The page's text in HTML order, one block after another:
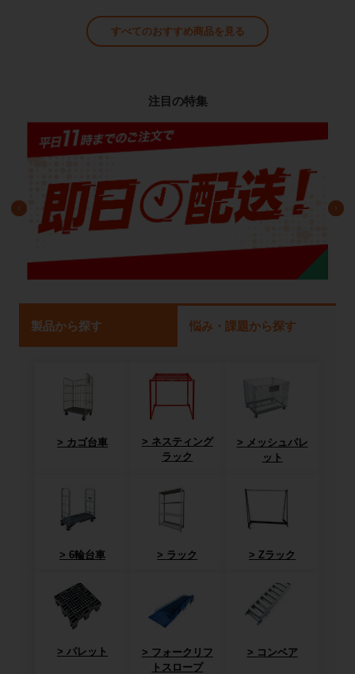
すべてのおすすめ商品を見る
注目の特集
製品から探す 悩み・課題から探す
カゴ台車
ネスティング
ラック
メッシュパレ
ット
6輪台車 ラック Zラック
パレット
フォークリフ
トスロープ
コンベア